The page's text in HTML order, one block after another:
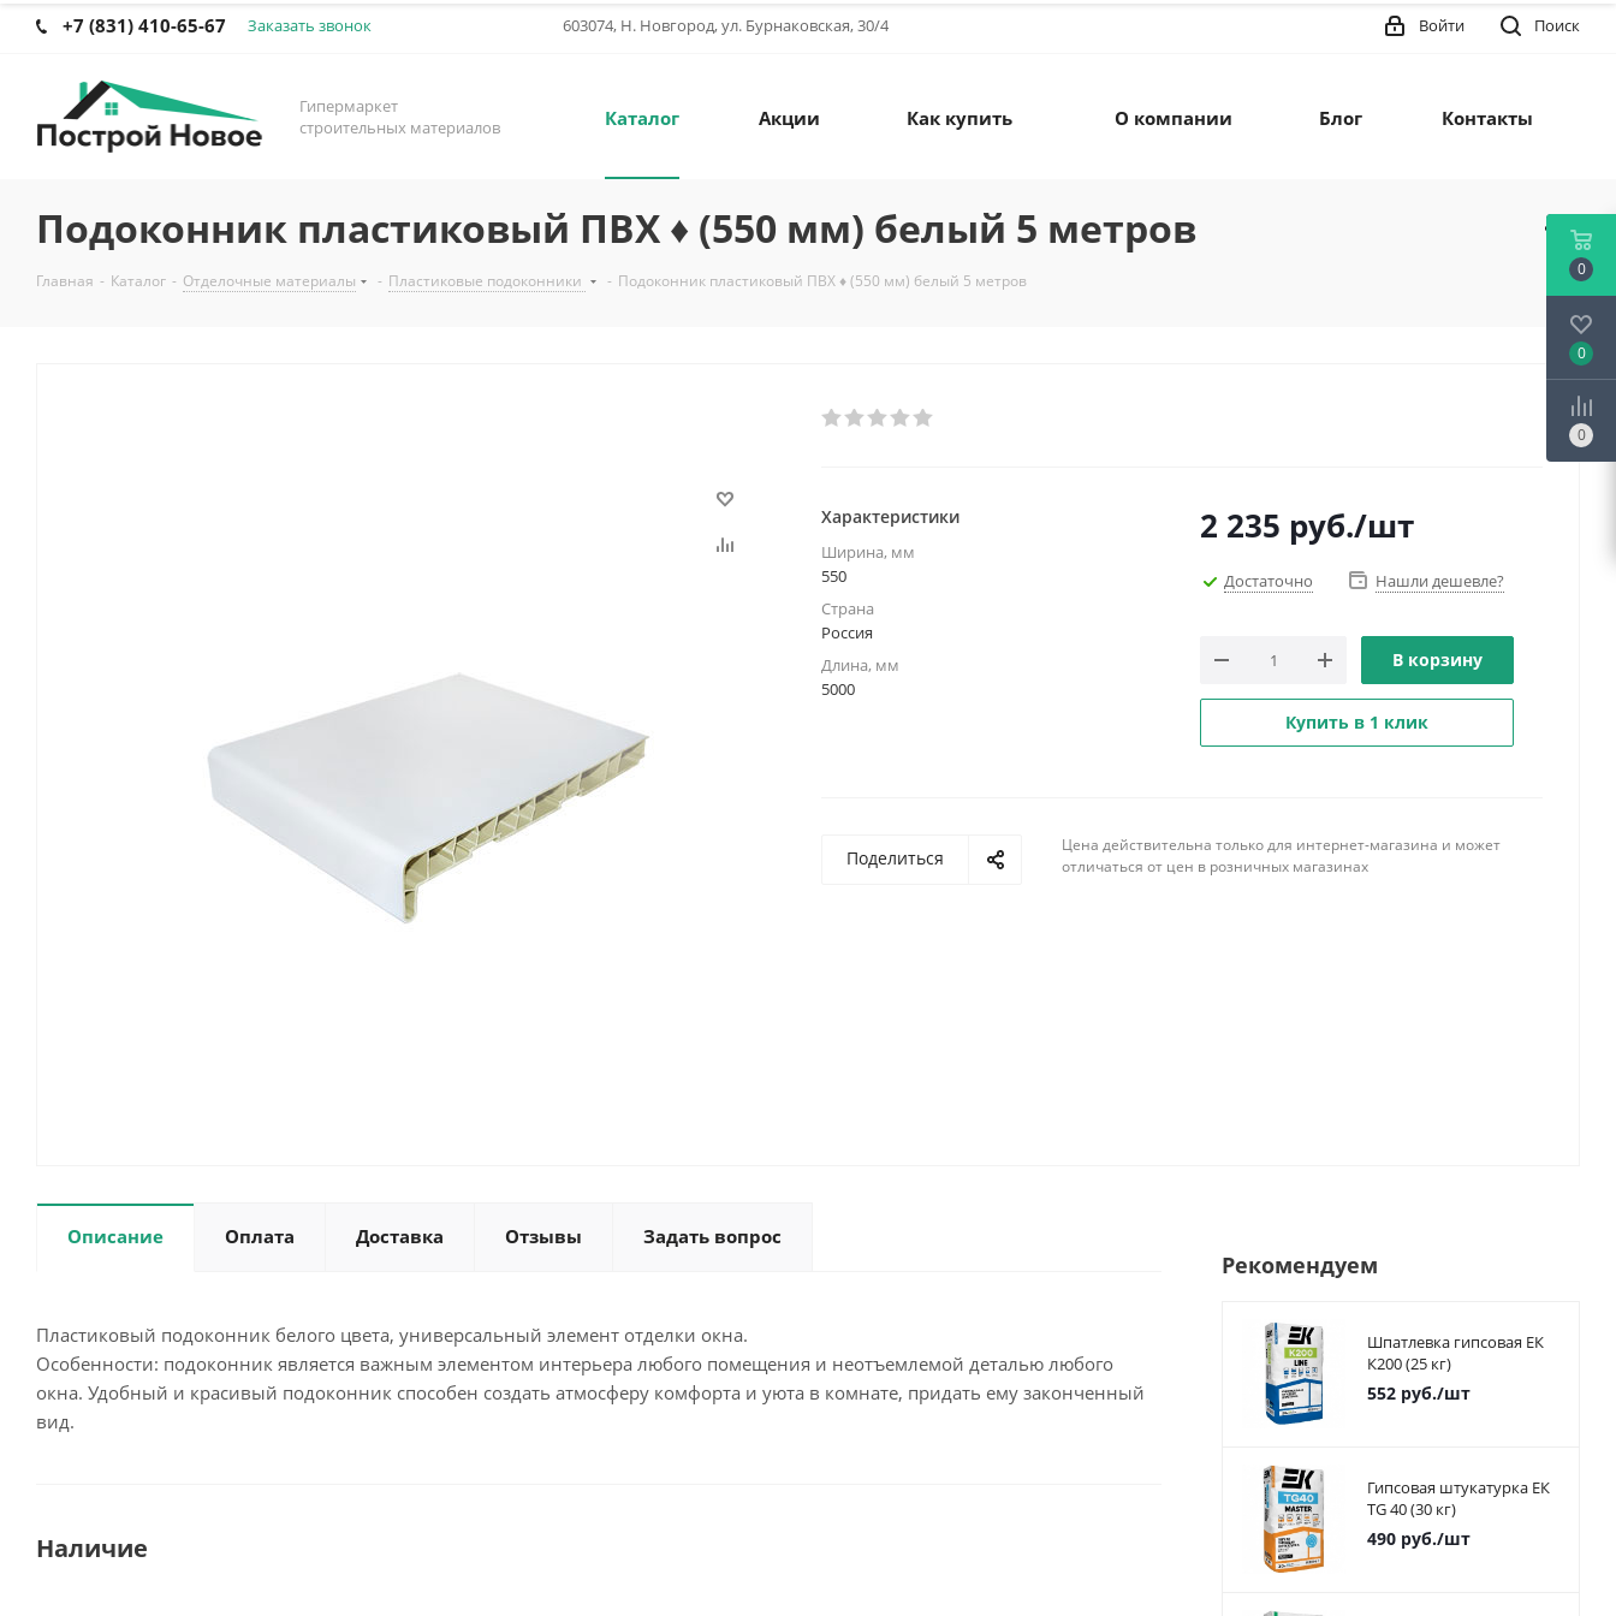
+7 (831) 410-65-67 Заказать звонок 603074, Н. Новгород, ул. Бурнаковская, 30/4 Поиск
Войти
Гипермаркет
строительных материалов
Каталог Акции Как купить О компании Блог Контакты
Подоконник пластиковый ПВХ ♦ (550 мм) белый 5 метров
Главная - Каталог - Отделочные материалы - Пластиковые подоконники - Подоконник пластиковый ПВХ ♦ (550 мм) белый 5 метров
Характеристики
Ширина, мм
550
Страна
Россия
Длина, мм
5000
2 235 руб./шт
Достаточно Нашли дешевле?
В корзину
Купить в 1 клик
Поделиться
Цена действительна только для интернет-магазина и может
отличаться от цен в розничных магазинах
Описание Оплата Доставка Отзывы Задать вопрос
Пластиковый подоконник белого цвета, универсальный элемент отделки окна.
Особенности: подоконник является важным элементом интерьера любого помещения и неотъемлемой деталью любого
окна. Удобный и красивый подоконник способен создать атмосферу комфорта и уюта в комнате, придать ему законченный
вид.
Наличие
Рекомендуем
Шпатлевка гипсовая ЕК
К200 (25 кг)
552руб./шт
Гипсовая штукатурка ЕК
TG 40 (30 кг)
490руб./шт
0
0
0